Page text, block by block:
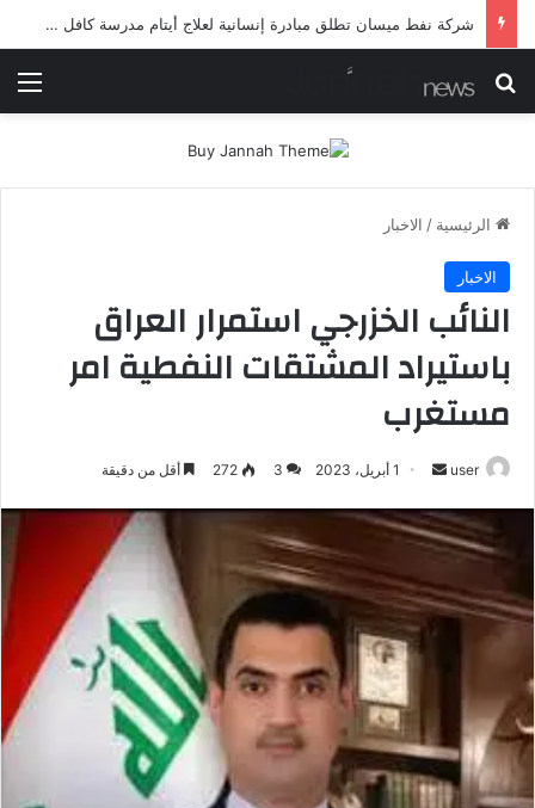
شرطة ميسان تلقي القبض على مطلقي العيارات النارية أثناء تشييع جنائزي في العمارة
بحث عن
الرئيسية / الاخبار
الاخبار
النائب الخزرجي استمرار العراق
باستيراد المشتقات النفطية امر
مستغرب
user
أرسل
إلكترونيا
1 أبريل، 2023 3
272 أقل من دقيقة